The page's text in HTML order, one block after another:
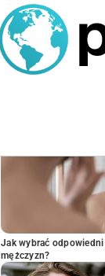
Jak wybrać
mężczyzn?